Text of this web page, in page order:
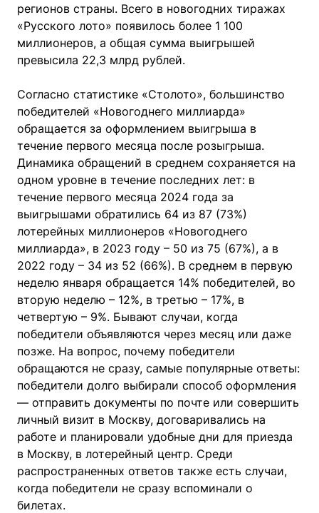
регионов страны. Всего в новогодних тиражах
«Русского лото» появилось более 1 100
миллионеров, а общая сумма выигрышей
превысила 22,3 млрд рублей.
Согласно статистике «Столото», большинство
победителей «Новогоднего миллиарда»
обращается за оформлением выигрыша в
течение первого месяца после розыгрыша.
Динамика обращений в среднем сохраняется на
одном уровне в течение последних лет: в
течение первого месяца 2024 года за
выигрышами обратились 64 из 87 (73%)
лотерейных миллионеров «Новогоднего
миллиарда», в 2023 году – 50 из 75 (67%), а в
2022 году – 34 из 52 (66%). В среднем в первую
неделю января обращается 14% победителей, во
вторую неделю – 12%, в третью – 17%, в
четвертую – 9%. Бывают случаи, когда
победители объявляются через месяц или даже
позже. На вопрос, почему победители
обращаются не сразу, самые популярные ответы:
победители долго выбирали способ оформления
— отправить документы по почте или совершить
личный визит в Москву, договаривались на
работе и планировали удобные дни для приезда
в Москву, в лотерейный центр. Среди
распространенных ответов также есть случаи,
когда победители не сразу вспоминали о
билетах.